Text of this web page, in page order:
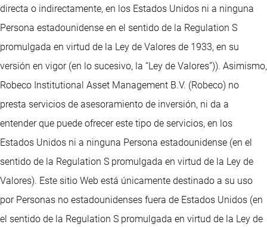
directa o indirectamente, en los Estados Unidos ni a ninguna
Persona estadounidense en el sentido de la Regulation S
promulgada en virtud de la Ley de Valores de 1933, en su
versión en vigor (en lo sucesivo, la “Ley de Valores”)). Asimismo,
Robeco Institutional Asset Management B.V. (Robeco) no
presta servicios de asesoramiento de inversión, ni da a
entender que puede ofrecer este tipo de servicios, en los
Estados Unidos ni a ninguna Persona estadounidense (en el
sentido de la Regulation S promulgada en virtud de la Ley de
Valores). Este sitio Web está únicamente destinado a su uso
por Personas no estadounidenses fuera de Estados Unidos (en
el sentido de la Regulation S promulgada en virtud de la Ley de